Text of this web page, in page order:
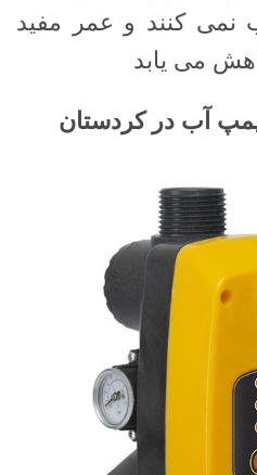
کنند و عمر مفید
می یابد
آب در کردستان